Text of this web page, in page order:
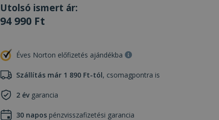
Utolsó ismert ár:
94 990 Ft
Éves Norton előfizetés ajándékba
Szállítás már 1 890 Ft-tól, csomagpontra is
2 évgarancia
30 napos pénzvisszafizetési garancia